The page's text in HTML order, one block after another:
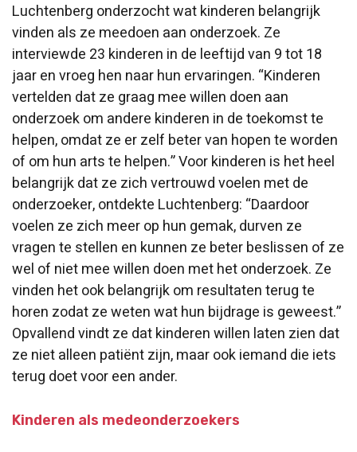
Luchtenberg onderzocht wat kinderen belangrijk
vinden als ze meedoen aan onderzoek. Ze
interviewde 23 kinderen in de leeftijd van 9 tot 18
jaar en vroeg hen naar hun ervaringen. “Kinderen
vertelden dat ze graag mee willen doen aan
onderzoek om andere kinderen in de toekomst te
helpen, omdat ze er zelf beter van hopen te worden
of om hun arts te helpen.” Voor kinderen is het heel
belangrijk dat ze zich vertrouwd voelen met de
onderzoeker, ontdekte Luchtenberg: “Daardoor
voelen ze zich meer op hun gemak, durven ze
vragen te stellen en kunnen ze beter beslissen of ze
wel of niet mee willen doen met het onderzoek. Ze
vinden het ook belangrijk om resultaten terug te
horen zodat ze weten wat hun bijdrage is geweest.”
Opvallend vindt ze dat kinderen willen laten zien dat
ze niet alleen patiënt zijn, maar ook iemand die iets
terug doet voor een ander.
Kinderen als medeonderzoekers